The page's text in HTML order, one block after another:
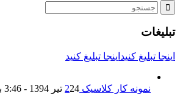
تبلیغات
اینجا تبلیغ کنید اینجا تبلیغ کنید
نمونه کار کلاسیک 2 24 تیر 1394 - 3:46 بعد از ظهر